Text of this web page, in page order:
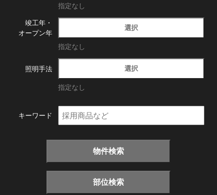
指定なし
竣工年・
オープン年
選択
指定なし
照明手法 選択
指定なし
キーワード
物件検索
部位検索